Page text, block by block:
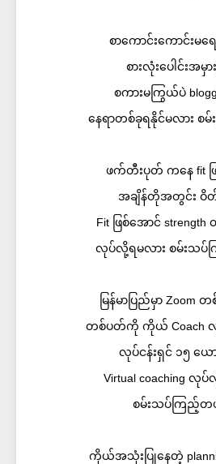
စာကောင်းကောင်းမ
စားလုံးပေါင်းအမှား
စကားမကြွယ်ပဲ
နေရာတစ်ခုရနိုင်မလား စ
ဖက်တီးပုတ် ကနေ fit ဖ
အချိန်တိုအတွင်း ဝိတ်ခ
Fit ဖြစ်အောင်
လုပ်လို့ရမလား စမ်းသ
မြန်မာပြည်မှာ Zoom
တစ်ပတ်ကို ကိုယ် Coach လု
လုပ်ငန်းရှင် ၁၅ ယ
Virtual coaching လု
စမ်းသပ်ကြည့်တ
ကိုယ်အသုံးပြုနေတဲ့